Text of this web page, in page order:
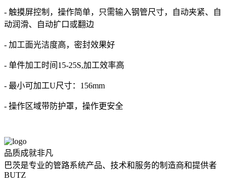
- 触摸屏控制，操作简单，只需输入钢管尺寸，自动夹紧、自
动润滑、自动扩口或翻边
- 加工面光洁度高，密封效果好
- 单件加工时间15-25S,加工效率高
- 最小可加工U尺寸：156mm
- 操作区域带防护罩，操作更安全
品质成就非凡
巴茨是专业的管路系统产品、技术和服务的制造商和提供者
BUTZ